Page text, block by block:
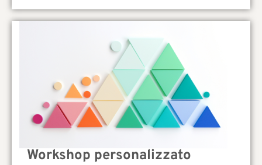
Workshop personalizzato